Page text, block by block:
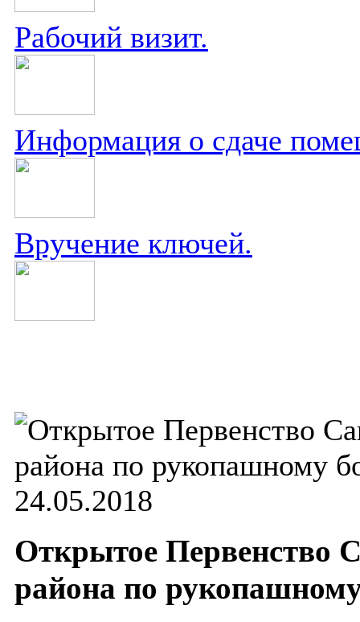
Рабочий визит.
Информация о сдаче
Вручение ключей.
24.05.2018
Открытое Первенство
района по